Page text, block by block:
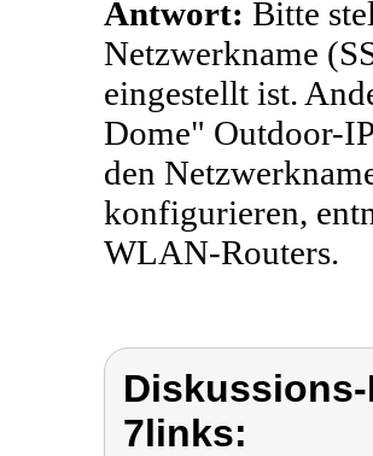
Antwort: Bitte
Netzwerkname
eingestellt ist.
Dome" Outdoor-
den
konfigurieren,
WLAN-Routers.
7links: